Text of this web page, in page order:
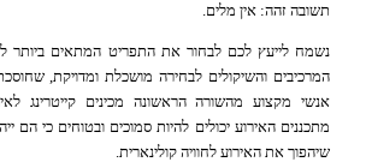
תשובה זהה: אין מלים.
נשמח לייעץ לכם לבחור את התפריט המתאים ביותר
המרכיבים והשיקולים לבחירה מושכלת ומדויקת,
אנשי מקצוע מהשורה הראשונה מכינים קייטרינג
מתכננים האירוע יכולים להיות סמוכים ובטוחים כי הם
שיהפוך את האירוע לחוויה קולינארית.